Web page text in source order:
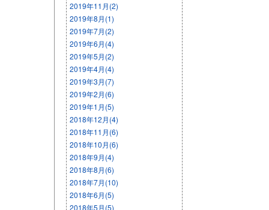
2019年11月(2)
2019年8月(1)
2019年7月(2)
2019年6月(4)
2019年5月(2)
2019年4月(4)
2019年3月(7)
2019年2月(6)
2019年1月(5)
2018年12月(4)
2018年11月(6)
2018年10月(6)
2018年9月(4)
2018年8月(6)
2018年7月(10)
2018年6月(5)
2018年5月(5)